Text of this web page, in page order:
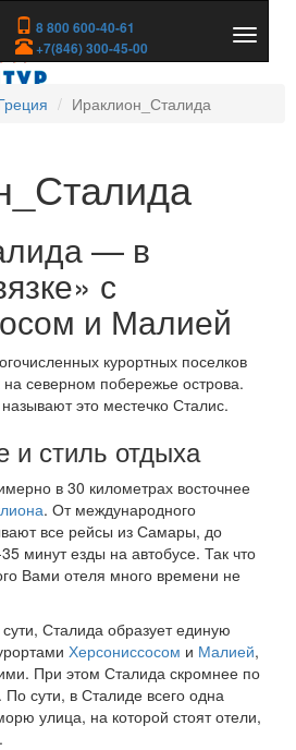
8 800 600-40-61
+7(846) 300-45-00
скрыть
Ираклион_Сталида
— в
с
и Малией
курортных поселков
северном побережье острова.
это местечко Сталис.
и стиль отдыха
в 30 километрах восточнее
. От международного
все рейсы из Самары, до
минут езды на автобусе. Так что
Вами отеля много времени не
Сталида образует единую
Херсониссосом и Малией,
При этом Сталида скромнее по
сути, в Сталиде всего одна
улица, на которой стоят отели,